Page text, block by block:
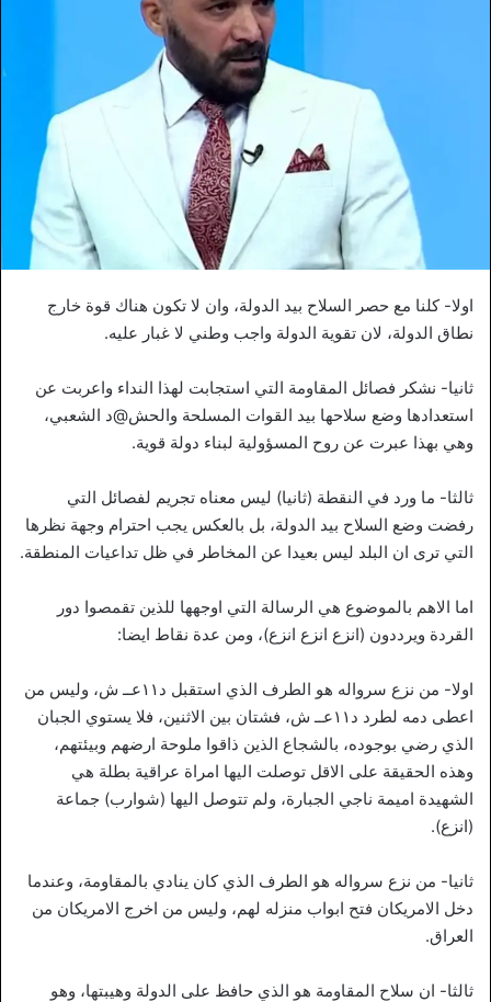
اولا- كلنا مع حصر السلاح بيد الدولة، وان لا تكون هناك قوة خارج
نطاق الدولة، لان تقوية الدولة واجب وطني لا غبار عليه.
ثانيا- نشكر فصائل المقاومة التي استجابت لهذا النداء واعربت عن
استعدادها وضع سلاحها بيد القوات المسلحة والحش@د الشعبي،
وهي بهذا عبرت عن روح المسؤولية لبناء دولة قوية.
ثالثا- ما ورد في النقطة (ثانيا) ليس معناه تجريم لفصائل التي
رفضت وضع السلاح بيد الدولة، بل بالعكس يجب احترام وجهة نظرها
التي ترى ان البلد ليس بعيدا عن المخاطر في ظل تداعيات المنطقة.
اما الاهم بالموضوع هي الرسالة التي اوجهها للذين تقمصوا دور
القردة ويرددون (انزع انزع انزع)، ومن عدة نقاط ايضا:
اولا- من نزع سرواله هو الطرف الذي استقبل د١١عــ ش، وليس من
اعطى دمه لطرد د١١عــ ش، فشتان بين الاثنين، فلا يستوي الجبان
الذي رضي بوجوده، بالشجاع الذين ذاقوا ملوحة ارضهم وبيئتهم،
وهذه الحقيقة على الاقل توصلت اليها امراة عراقية بطلة هي
الشهيدة اميمة ناجي الجبارة، ولم تتوصل اليها (شوارب) جماعة
(انزع).
ثانيا- من نزع سرواله هو الطرف الذي كان ينادي بالمقاومة، وعندما
دخل الامريكان فتح ابواب منزله لهم، وليس من اخرج الامريكان من
العراق.
ثالثا- ان سلاح المقاومة هو الذي حافظ على الدولة وهيبتها، وهو